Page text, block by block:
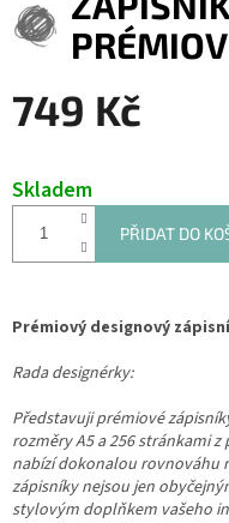
749 Kč
Skladem
PŘIDAT DO
Prémiový designový
Rada designérky:
Představuji prémiové
rozměry A5 a 256 stránkami
nabízí dokonalou rovnováhu
zápisníky nejsou jen
stylovým doplňkem vašeho